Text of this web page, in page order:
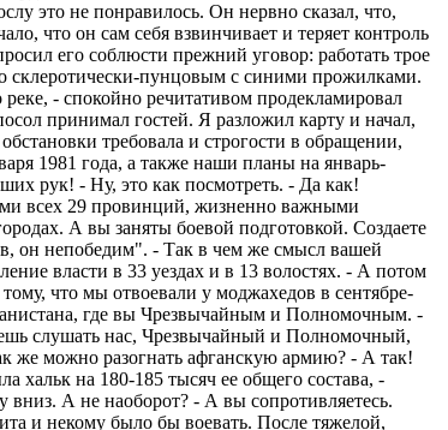
это не понравилось. Он нервно сказал, что,
что он сам себя взвинчивает и теряет контроль
его соблюсти прежний уговор: работать трое
склеротически-пунцовым с синими прожилками.
- спокойно речитативом продекламировал
принимал гостей. Я разложил карту и начал,
требовала и строгости в обращении,
1981 года, а также наши планы на январь-
рук! - Ну, это как посмотреть. - Да как!
всех 29 провинций, жизненно важными
А вы заняты боевой подготовкой. Создаете
он непобедим". - Так в чем же смысл вашей
власти в 33 уездах и в 13 волостях. - А потом
что мы отвоевали у моджахедов в сентябре-
где вы Чрезвычайным и Полномочным. -
слушать нас, Чрезвычайный и Полномочный,
же можно разогнать афганскую армию? - А так!
хальк на 180-185 тысяч ее общего состава, -
вниз. А не наоборот? - А вы сопротивляетесь.
и некому было бы воевать. После тяжелой,